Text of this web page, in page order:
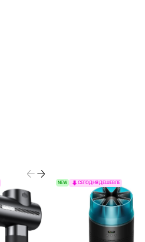
NEW СЕГОДНЯ ДЕШЕВЛЕ